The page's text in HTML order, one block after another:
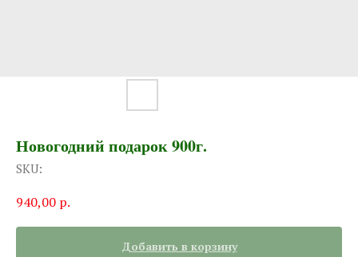
Новогодний подарок 900г.
SKU:
940,00 р.
Добавить в корзину